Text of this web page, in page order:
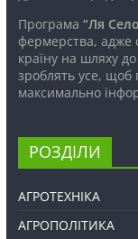
Програма “Ля
фермерства, адже
країну на шляху
зроблять усе, щоб
максимально
РОЗДІЛИ
АГРОТЕХНІКА
АГРОПОЛІТИКА